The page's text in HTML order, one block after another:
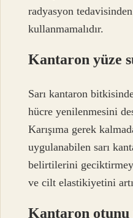
radyasyon
kullanmamalıdır.
Kantaron yüze
Sarı kantaron
hücre yenilenmesini
Karışıma gerek
uygulanabilen sarı
belirtilerini
ve cilt elastikiyetini
Kantaron otunu